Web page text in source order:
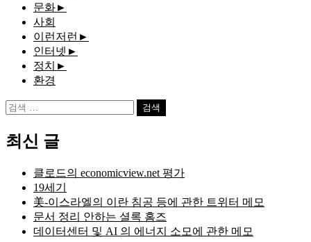
문화►
사회
이런저런 ►
인터넷 ►
정치 ►
환경
검
최신 글
클로드의 economicview.net 평가
19세기
美-이스라엘의 이란 침공 등에 관한 트위터 메모
문서 정리 안하는 셜록 홈즈
데이터센터 및 AI 의 에너지 소모에 관한 메모